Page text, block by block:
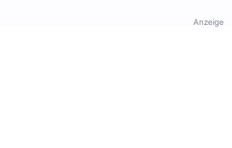
Anzeige